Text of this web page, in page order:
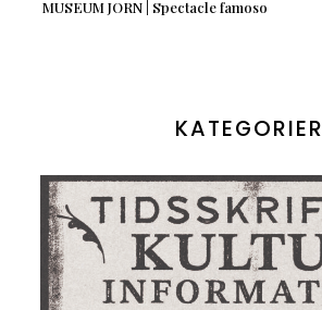
MUSEUM JORN | Spectacle famoso
KATEGORIER